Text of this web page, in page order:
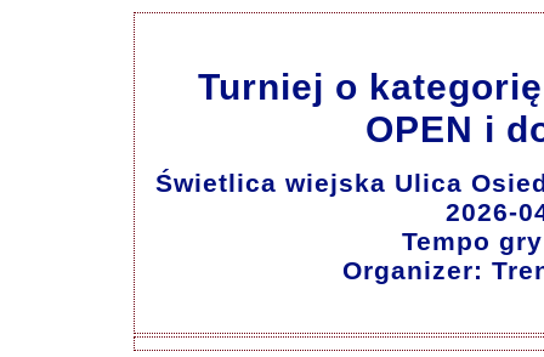
Turniej o
OPEN i
Świetlica wiejska Ulica
2026-
Tempo
Organizer: